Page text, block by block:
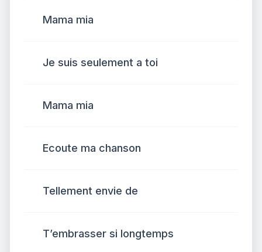
Mama mia
Je suis seulement a toi
Mama mia
Ecoute ma chanson
Tellement envie de
T’embrasser si longtemps